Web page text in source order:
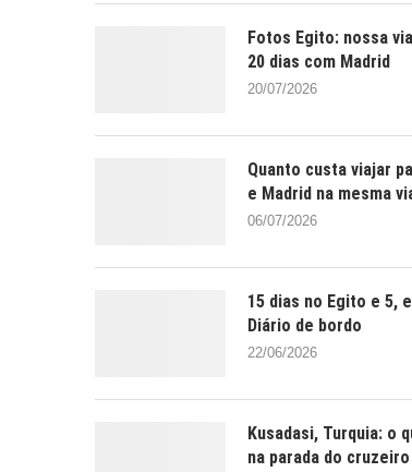
Fotos Egito: nossa
20 dias com Madrid
20/07/2026
Quanto custa viajar
e Madrid na mesma
06/07/2026
15 dias no Egito e 5,
Diário de bordo
22/06/2026
Kusadasi, Turquia: o
na parada do cruzeiro